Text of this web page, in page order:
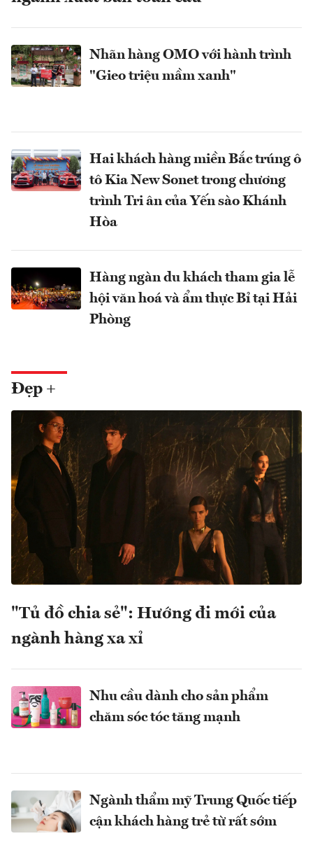
Nhãn hàng OMO với hành trình
"Gieo triệu mầm xanh"
Hai khách hàng miền Bắc trúng ô
tô Kia New Sonet trong chương
trình Tri ân của Yến sào Khánh
Hòa
Hàng ngàn du khách tham gia lễ
hội văn hoá và ẩm thực Bỉ tại Hải
Phòng
Đẹp +
"Tủ đồ chia sẻ": Hướng đi mới của
ngành hàng xa xỉ
Nhu cầu dành cho sản phẩm
chăm sóc tóc tăng mạnh
Ngành thẩm mỹ Trung Quốc tiếp
cận khách hàng trẻ từ rất sớm